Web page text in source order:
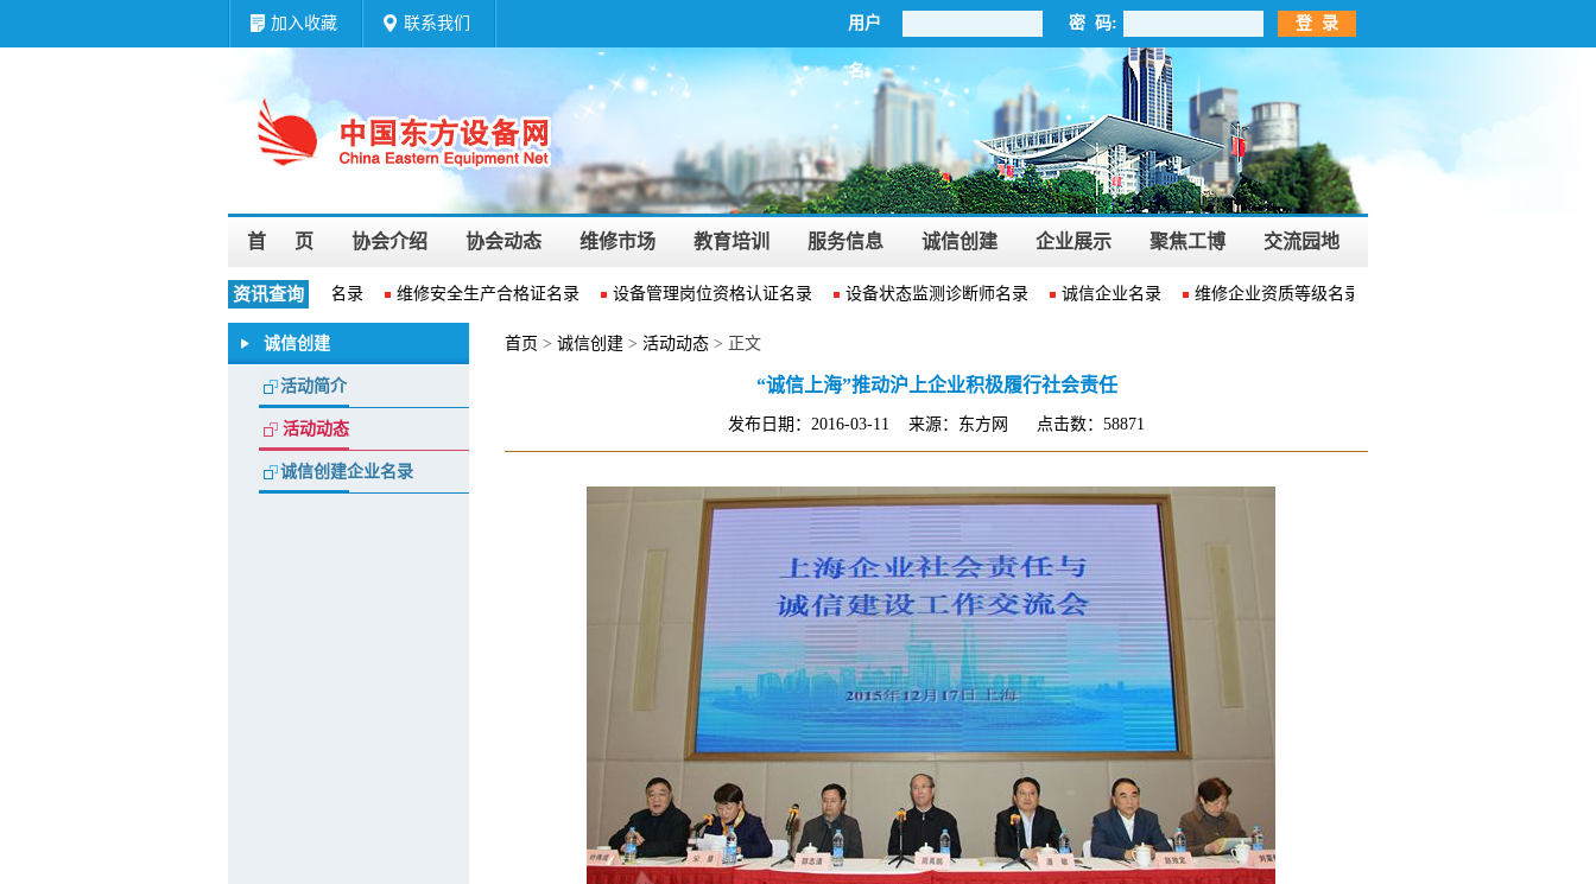
加入收藏 联系我们 登 录
用户
名:
密 码:
首 页 协会介绍 协会动态 维修市场 教育培训 服务信息 诚信创建 企业展示 聚焦工博 交流园地
资讯查询
维修企业资质等级名录 维修安全生产合格证名录 设备管理岗位资格认证名录 设备状态监测诊断师名录 诚信企业名录 维修企业资质等级名录
诚信创建
活动简介
活动动态
诚信创建企业名录
首页 > 诚信创建 > 活动动态 > 正文
“诚信上海”推动沪上企业积极履行社会责任
发布日期：2016-03-11 来源：东方网 点击数：58871